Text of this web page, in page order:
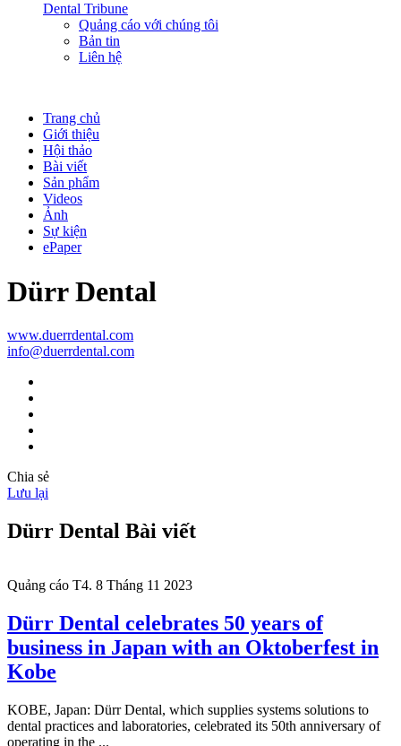
Dental Tribune
Quảng cáo với chúng tôi
Bản tin
Liên hệ
Trang chủ
Giới thiệu
Hội thảo
Bài viết
Sản phẩm
Videos
Ảnh
Sự kiện
ePaper
Dürr Dental
www.duerrdental.com
info@duerrdental.com
Chia sẻ
Lưu lại
Dürr Dental Bài viết
Quảng cáo T4. 8 Tháng 11 2023
Dürr Dental celebrates 50 years of
business in Japan with an Oktoberfest in
Kobe
KOBE, Japan: Dürr Dental, which supplies systems solutions to
dental practices and laboratories, celebrated its 50th anniversary of
operating in the ...